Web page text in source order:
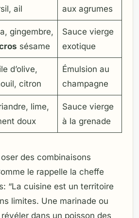
ail
aux agrumes
gingembre,
sésame
Sauce vierge
exotique
d’olive,
citron
Émulsion au
champagne
lime,
doux
Sauce vierge
à la grenade
des combinaisons
le rappelle la cheffe
“La cuisine est un territoire
limites. Une marinade ou
dans un poisson des